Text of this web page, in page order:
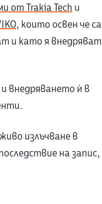
от Trakia Tech и
, които освен че са
и като я внедряват
внедряването ѝ в
излъчване в
на запис,